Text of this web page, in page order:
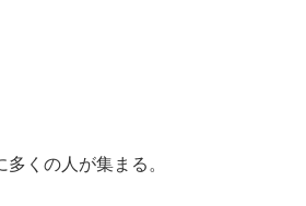
くの人が集まる。